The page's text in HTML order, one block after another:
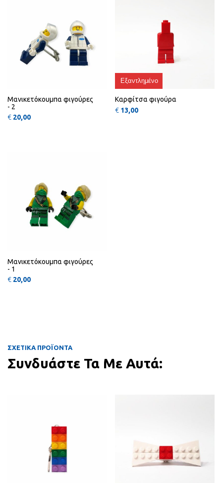
Μανικετόκουμπα φιγούρες
- 2
€ 20,00
Καρφίτσα φιγούρα
€ 13,00
Μανικετόκουμπα φιγούρες
- 1
€ 20,00
ΣΧΕΤΙΚΑ ΠΡΟΪΟΝΤΑ
Συνδυάστε Τα Με Αυτά:
Αυτό το προϊόν έχει πολλαπλές
Εξαντλημένο